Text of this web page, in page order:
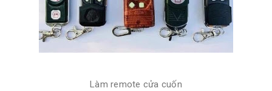
Làm remote cửa cuốn